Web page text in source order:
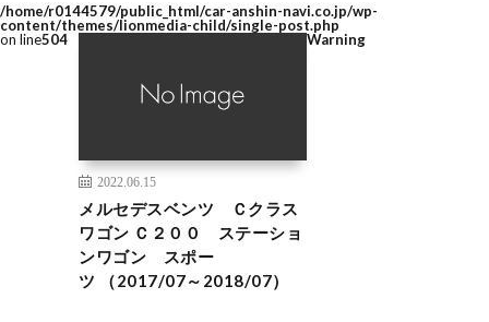
/home/r0144579/public_html/car-anshin-navi.co.jp/wp-
content/themes/lionmedia-child/single-post.php
on line504
2022.06.15
メルセデスベンツ Ｃクラス
ワゴン Ｃ２００ ステーショ
ンワゴン スポー
ツ （2017/07～2018/07）
Warning